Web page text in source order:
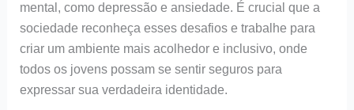
mental, como depressão e ansiedade. É crucial que a
sociedade reconheça esses desafios e trabalhe para
criar um ambiente mais acolhedor e inclusivo, onde
todos os jovens possam se sentir seguros para
expressar sua verdadeira identidade.